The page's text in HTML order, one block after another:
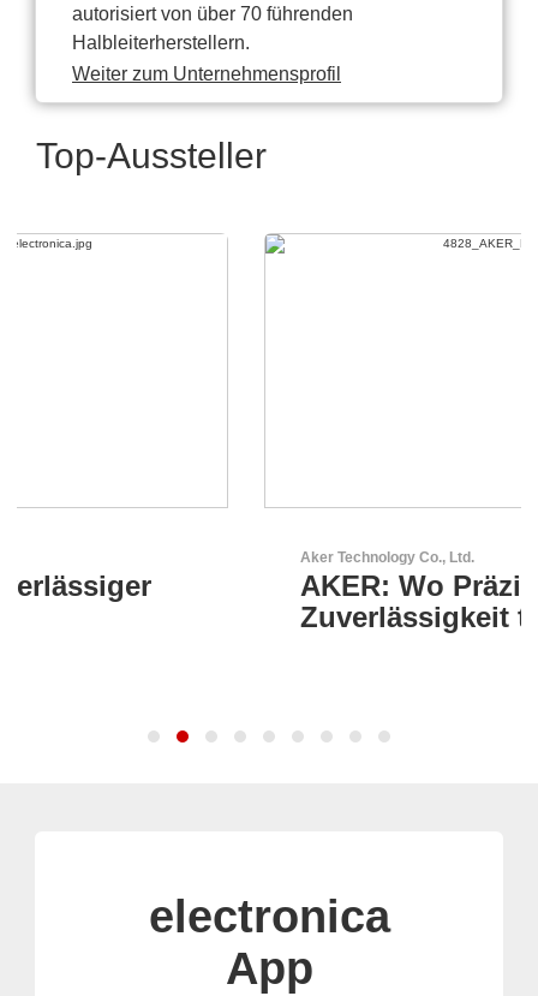
autorisiert von über 70 führenden
Halbleiterherstellern.
Weiter zum Unternehmensprofil
Top-Aussteller
AKER: Wo Präzision auf
Zuverlässigkeit trifft
electronica
App